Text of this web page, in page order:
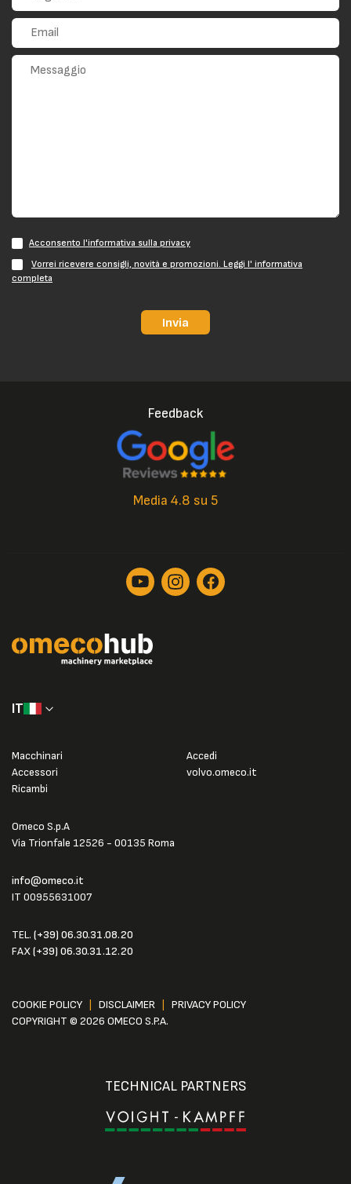
Acconsento l'informativa sulla privacy
Vorrei ricevere consigli, novità e promozioni. Leggi l' informativa
completa
Invia
Feedback
Media 4.8 su 5
IT
Omeco S.p.A
Via Trionfale 12526 - 00135 Roma
info@omeco.it
IT 00955631007
TEL. (+39) 06.30.31.08.20
FAX(+39) 06.30.31.12.20
Macchinari
Accessori
Ricambi
Accedi
volvo.omeco.it
COOKIE POLICY DISCLAIMER
PRIVACY POLICY
COPYRIGHT © 2026 OMECO S.P.A.
TECHNICAL PARTNERS